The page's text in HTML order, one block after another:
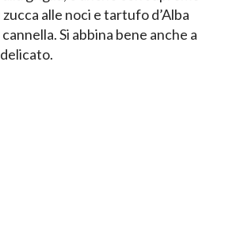
alle noci e tartufo d’Alba
Si abbina bene anche a